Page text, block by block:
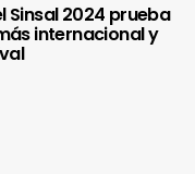
Sinsal 2024 prueba
internacional y